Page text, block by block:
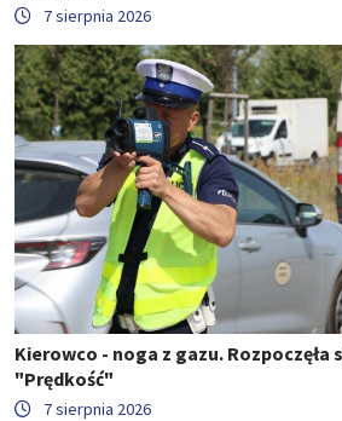
7 sierpnia 2026
Kierowco - noga z gazu. Rozpoczęła
"Prędkość"
7 sierpnia 2026